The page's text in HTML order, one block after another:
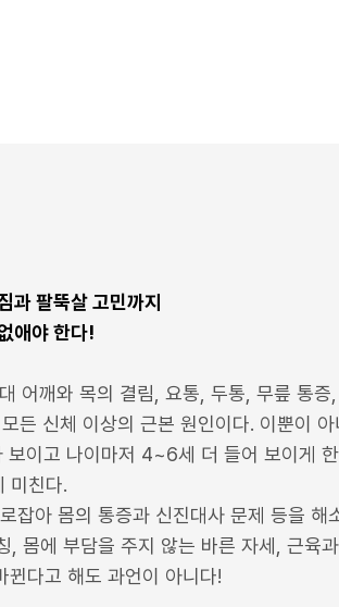
과 팔뚝살 고민까지
애야 한다!
어깨와 목의 결림, 요통, 두통, 무릎 통증,
든 신체 이상의 근본 원인이다. 이뿐이
이고 나이마저 4~6세 더 들어 보이게
미친다.
잡아 몸의 통증과 신진대사 문제 등을 해
몸에 부담을 주지 않는 바른 자세, 근육
다고 해도 과언이 아니다!